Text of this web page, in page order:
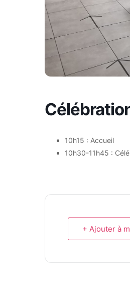
10h15 : Accueil
10h30-11h45 :
+ Ajouter à